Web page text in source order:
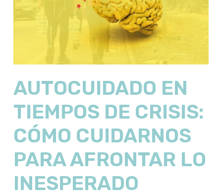
AUTOCUIDADO EN
TIEMPOS DE CRISIS:
CÓMO CUIDARNOS
PARA AFRONTAR LO
INESPERADO